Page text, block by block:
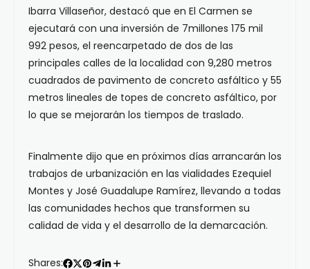
Ibarra Villaseñor, destacó que en El Carmen se
ejecutará con una inversión de 7millones 175 mil
992 pesos, el reencarpetado de dos de las
principales calles de la localidad con 9,280 metros
cuadrados de pavimento de concreto asfáltico y 55
metros lineales de topes de concreto asfáltico, por
lo que se mejorarán los tiempos de traslado.
Finalmente dijo que en próximos días arrancarán los
trabajos de urbanización en las vialidades Ezequiel
Montes y José Guadalupe Ramírez, llevando a todas
las comunidades hechos que transformen su
calidad de vida y el desarrollo de la demarcación.
Shares: